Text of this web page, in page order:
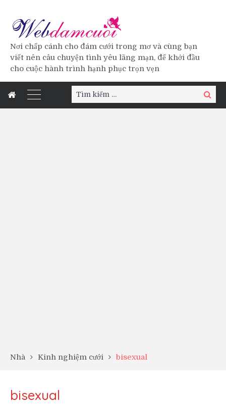
Nơi chấp cánh cho đám cưới trong mơ và cùng bạn
viết nên câu chuyện tình yêu lãng mạn, để khởi đầu
cho cuộc hành trình hạnh phục trọn vẹn
Tìm
kiếm:
Tìm
kiếm
Nhà Kinh nghiệm cưới bisexual
bisexual